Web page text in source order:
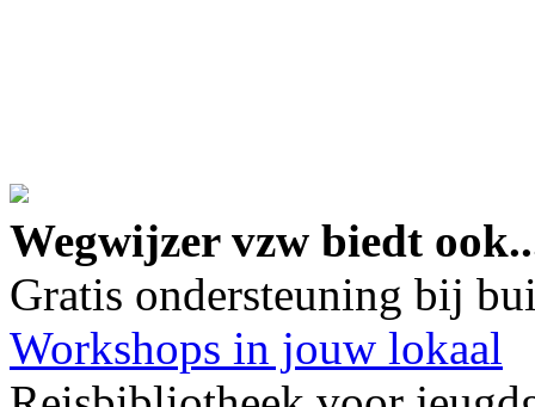
Wegwijzer vzw biedt
Gratis ondersteuning bij
Workshops in jouw lokaal